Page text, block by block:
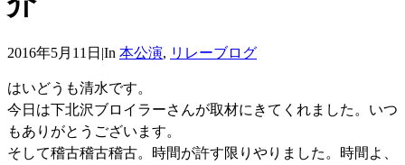
2016年5月11日 |In 本公演, リレーブログ
はいどうも清水です。
今日は下北沢ブロイラーさんが取材にきてくれました。いつ
もありがとうございます。
そして稽古稽古稽古。時間が許す限りやりました。時間よ、